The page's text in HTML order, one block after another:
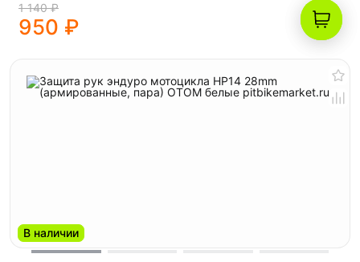
1 140 ₽
950 ₽
В наличии